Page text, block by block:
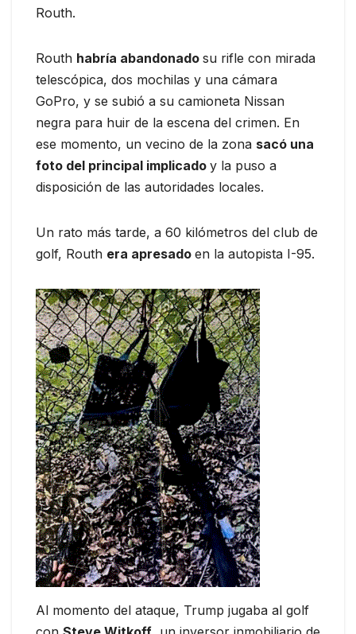
Routh.
Routh habría abandonado su rifle con mirada
telescópica, dos mochilas y una cámara
GoPro, y se subió a su camioneta Nissan
negra para huir de la escena del crimen. En
ese momento, un vecino de la zona sacó una
foto del principal implicado y la puso a
disposición de las autoridades locales.
Un rato más tarde, a 60 kilómetros del club de
golf, Routh era apresado en la autopista I-95.
Al momento del ataque, Trump jugaba al golf